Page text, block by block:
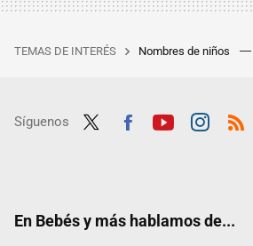
TEMAS DE INTERÉS Nombres de niños
Síguenos
En Bebés y más hablamos de...